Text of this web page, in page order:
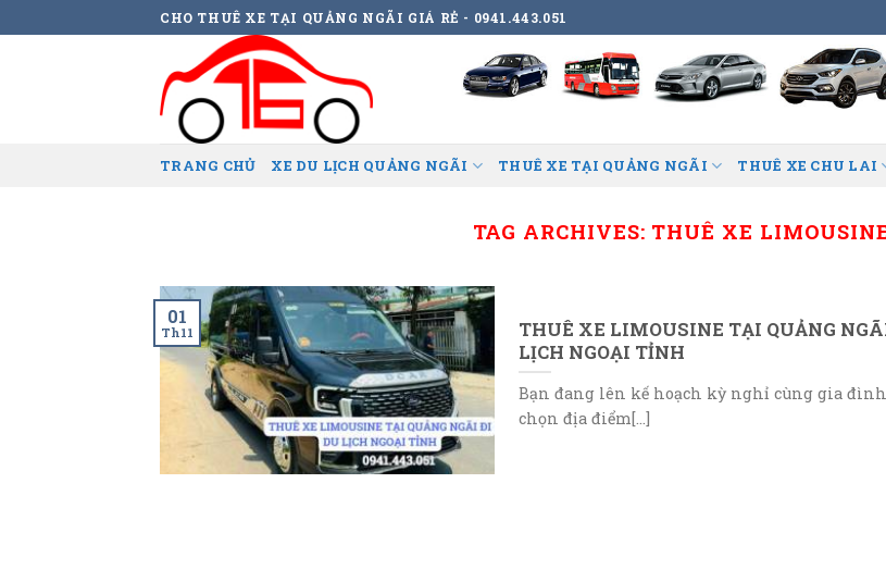
to
CHO THUÊ XE TẠI QUẢNG NGÃI GIÁ RẺ - 0941.443.051
TRANG CHỦ XE DU LỊCH QUẢNG NGÃI THUÊ XE TẠI QUẢNG NGÃI THUÊ XE CHU LAI
TAG ARCHIVES: THUÊ XE
THUÊ XE LIMOUSINE TẠI QUẢNG
LỊCH NGOẠI TỈNH
Bạn đang lên kế hoạch kỳ nghỉ cùng gia
chọn địa điểm[...]
01
Th11